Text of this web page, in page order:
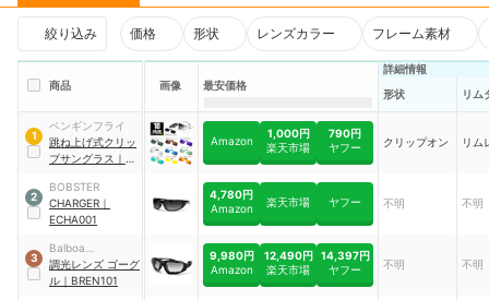
絞り込み 価格 形状 レンズカラー フレーム素材
商品 画像 最安価格
詳細情報
形状
リム
1
ペンギンフライ
跳ね上げ式クリッ
プサングラス ｜
Amazon
1,000円
楽天市場
790円
ヤフー
クリップオン リム
2
BOBSTER
CHARGER ｜
ECHA001
4,780円
Amazon
楽天市場 ヤフー 不明 不明
3
Balboa
Manufacturing
調光レンズ ゴーグ
ル ｜ BREN101
9,980円
Amazon
12,490円
楽天市場
14,397円
ヤフー
不明 不明